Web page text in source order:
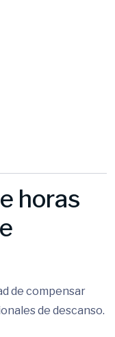
horas
de compensar
de descanso.